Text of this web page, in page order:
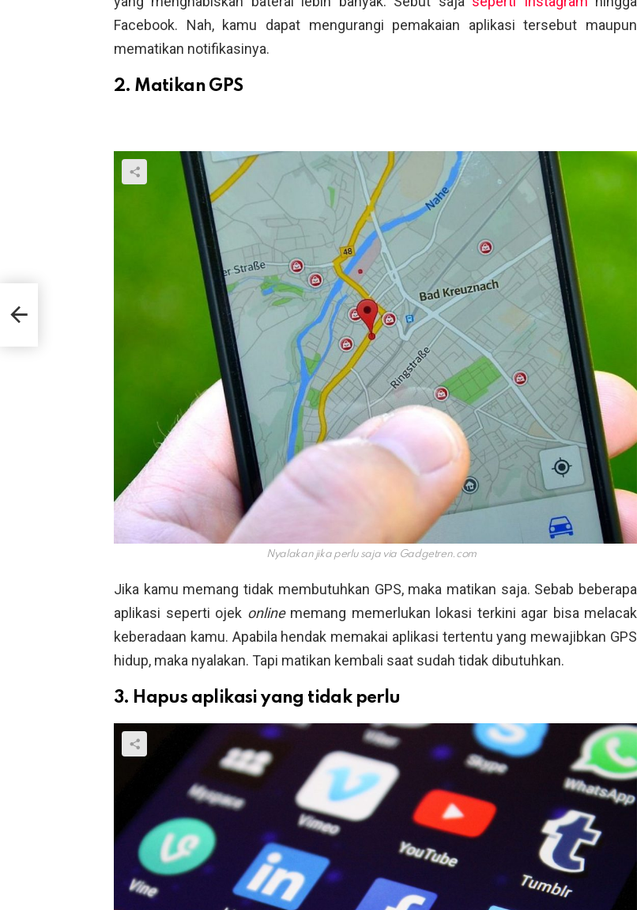
Facebook. Nah, kamu dapat mengurangi pemakaian aplikasi tersebut maupun
mematikan notifikasinya.
2. Matikan GPS
Nyalakan jika perlu saja via Gadgetren.com
Jika kamu memang tidak membutuhkan GPS, maka matikan saja. Sebab beberapa
aplikasi seperti ojek onlinememang memerlukan lokasi terkini agar bisa melacak
keberadaan kamu. Apabila hendak memakai aplikasi tertentu yang mewajibkan GPS
hidup, maka nyalakan. Tapi matikan kembali saat sudah tidak dibutuhkan.
3. Hapus aplikasi yang tidak perlu